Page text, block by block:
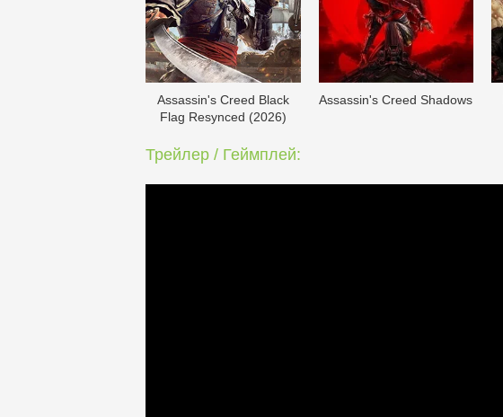
Assassin's Creed Black
Flag Resynced (2026)
Assassin's Creed Shadows
Трейлер / Геймплей: